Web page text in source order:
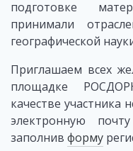
подготовке
принимали
географической
Приглашаем всех
площадке
качестве
электронную
заполнив форму